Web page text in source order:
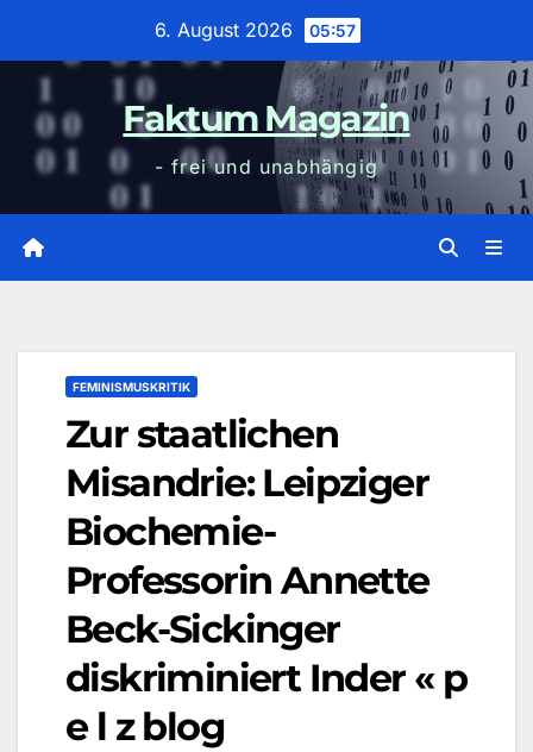
6. August 2026 05:57
Faktum Magazin
- frei und unabhängig
FEMINISMUSKRITIK
Zur staatlichen
Misandrie: Leipziger
Biochemie-
Professorin Annette
Beck-Sickinger
diskriminiert Inder « p
e l z blog